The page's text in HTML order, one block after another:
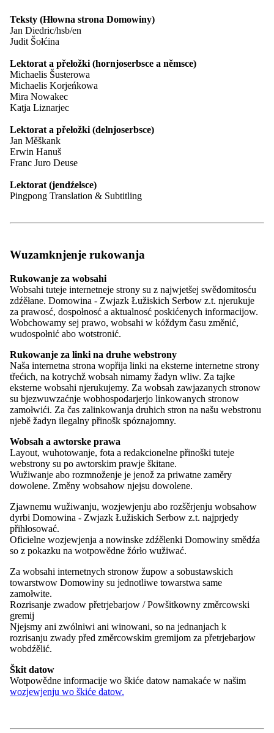
pismo
Lochka rěč
Nowinarstwo
Chcedźa projekt ZARI dale wjesć
Chcedźa projekt ZARI dale wjesć –
poradźowacy wuběrk zwjazkoweho
Přichod serbskeho ludu žada sej zakładne politiske rozsudy na
zwjazkowej a krajnej runinje. W srjedźišću steja: dołhodobnje
zawěsćene financowanje Załožby za serbski lud, skrućenje prawow
narodnych mjeńšin kaž tež naslědne zakótwjenje serbskeje rěče a
kultury.
To a dalše temy rozjimaše Dawid Statnik w zhromadnej rozprawje
Domowiny a Załožby za serbski lud na dźensnišim posedźenju
Poradźowaceho wuběrka za prašenja serbskeho ludu poboku
Zwjazkoweho ministerstwa za nutřkowne, kotrež wotmě so na
Njepilic dworje. Nawoda wuběrka społnomócnjeny zwjazkoweho
knježerstwa za naordne mjeńšiny, dr. Bernd Fabritius, chwaleše sej
serbsku wokolinu. Wuběrk je so prěni raz w srjedźnej Łužicy
schadźował. Luboznje witaštaj Hermašec mandźelskaj hosći w
serbskej drasće z chlěbom a selu.
Na dnjowym porjedźe stejachu nimo rozprawy tež předstajenje
lońšich wuslědkow serbskich perspektiwow Łužiskeho monitora
(dr. Jörg Heidig). Diana Pawlikowa a Sonja Hrjehorjowa stej
dotalne wuslědki projektaZARIpředstajiłoj. Tuchwilu dźěłaja na
spěchowanskej próstwje za nowu dobu. Tež nawoda wuběrka
dalewjedźenje projekta podpěruje.
Po posedźenju podachu so přitomni do Slepoho, hdźež předstaješe
fararka Jadwiga Malinkowa stawizny wokoliny a ewangelsku
wosadu. Nimo toho je nowy nawoda Serbskeho kulturneho
centruma Pascal Nowak hosći po centrumje wjedł.
Hermašec witaja społnomócnjeneho
Pozadk:
Jónu wob lěto wuradźuje poradźowacy wuběrk za prašenja
serbskeho ludu při zwjazkowym ministerstwje nutřkowneho. Wón
ma nadawk, wšitke serbski lud nastupace prašenja, kotrež maja
wuznam za zwjazk a kraje, rozjimać. Čłonojo wuběrka su
zapósłancy zwjazkoweho sejma; zastupjerjo ze stron Braniborskeje
a Sakskeje; zastupjerjo zwjazkoweho ministerstwa za nutřkowne,
Mjeńšinoweho sekretariata a Załožby za serbski lud; a zajimy
Serbow zastupuje Domowina – Zwjazk Łužiskich Serbow..
Teksty (Hłowna strona Domowiny)
Jan Diedric/hsb/en
Judit Šołćina
Lektorat a přełožki (hornjoserbsce a němsce)
Michaelis Šusterowa
Michaelis Korjeńkowa
Mira Nowakec
Katja Liznarjec
Lektorat a přełožki (delnjoserbsce)
Jan Měškank
Erwin Hanuš
Franc Juro Deuse
Lektorat (jendźelsce)
Pingpong Translation & Subtitling
Wuzamknjenje rukowanja
Rukowanje za wobsahi
Wobsahi tuteje internetneje strony su z najwjetšej swědomitosću
zdźěłane. Domowina - Zwjazk Łužiskich Serbow z.t. njerukuje
za prawosć, dospołnosć a aktualnosć poskićenych informacijow.
Wobchowamy sej prawo, wobsahi w kóždym času změnić,
wudospołnić abo wotstronić.
Rukowanje za linki na druhe webstrony
Naša internetna strona wopřija linki na eksterne internetne strony
třećich, na kotrychž wobsah nimamy žadyn wliw. Za tajke
eksterne wobsahi njerukujemy. Za wobsah zawjazanych stronow
su bjezwuwzaćnje wobhospodarjerjo linkowanych stronow
zamołwići. Za čas zalinkowanja druhich stron na našu webstronu
njebě žadyn ilegalny přinošk spóznajomny.
Wobsah a awtorske prawa
Layout, wuhotowanje, fota a redakcionelne přinoški tuteje
webstrony su po awtorskim prawje škitane.
Wužiwanje abo rozmnoženje je jenož za priwatne zaměry
dowolene. Změny wobsahow njejsu dowolene.
Zjawnemu wužiwanju, wozjewjenju abo rozšěrjenju wobsahow
dyrbi Domowina - Zwjazk Łužiskich Serbow z.t. najprjedy
přihłosować.
Oficielne wozjewjenja a nowinske zdźělenki Domowiny smědźa
so z pokazku na wotpowědne žórło wužiwać.
Za wobsahi internetnych stronow župow a sobustawskich
towarstwow Domowiny su jednotliwe towarstwa same
zamołwite.
Rozrisanje zwadow přetrjebarjow / Powšitkowny změrcowski
gremij
Njejsmy ani zwólniwi ani winowani, so na jednanjach k
rozrisanju zwady před změrcowskim gremijom za přetrjebarjow
wobdźělić.
Škit datow
Wotpowědne informacije wo škiće datow namakaće w našim
wozjewjenju wo škiće datow.